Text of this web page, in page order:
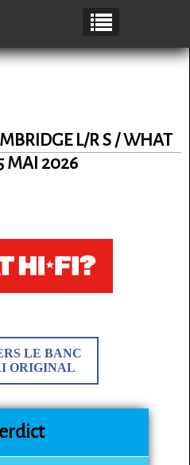
L/R S / WHAT
MAI 2026
LE BANC
ORIGINAL